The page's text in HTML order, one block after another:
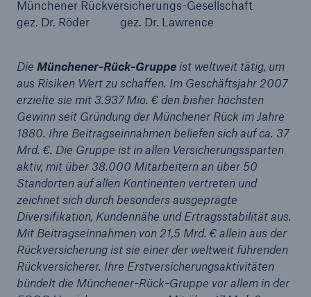
Münchener Rückversicherungs-Gesellschaft
gez. Dr. Röder gez. Dr. Lawrence
Die Münchener-Rück-Gruppeist weltweit tätig, um
aus Risiken Wert zu schaffen. Im Geschäftsjahr 2007
erzielte sie mit 3.937 Mio. € den bisher höchsten
Gewinn seit Gründung der Münchener Rück im Jahre
1880. Ihre Beitragseinnahmen beliefen sich auf ca. 37
Mrd. €. Die Gruppe ist in allen Versicherungssparten
aktiv, mit über 38.000 Mitarbeitern an über 50
Standorten auf allen Kontinenten vertreten und
zeichnet sich durch besonders ausgeprägte
Diversifikation, Kundennähe und Ertragsstabilität aus.
Mit Beitragseinnahmen von 21,5 Mrd. € allein aus der
Rückversicherung ist sie einer der weltweit führenden
Rückversicherer. Ihre Erstversicherungsaktivitäten
bündelt die Münchener-Rück-Gruppe vor allem in der
Rückversicherung Leben/Gesundheit
MIRA Digital Suite